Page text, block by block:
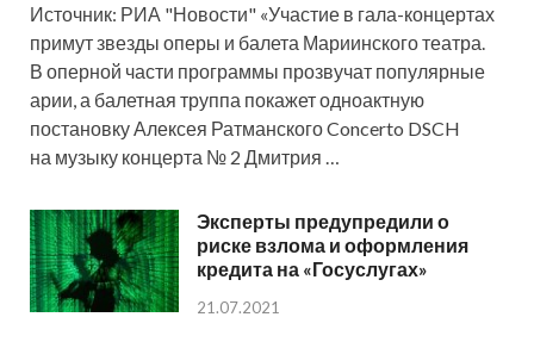
Источник: РИА "Новости" «Участие в гала-концертах
примут звезды оперы и балета Мариинского театра.
В оперной части программы прозвучат популярные
арии, а балетная труппа покажет одноактную
постановку Алексея Ратманского Concerto DSCH
на музыку концерта № 2 Дмитрия …
Эксперты предупредили о
риске взлома и оформления
кредита на «Госуслугах»
21.07.2021